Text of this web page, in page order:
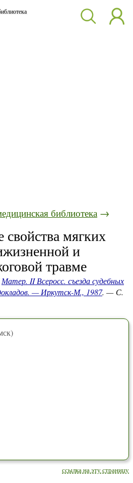
библиотека →
мягких
и
травме
Матер. II Всеросс. съезда судебных
— Иркутск-М., 1987. — С.
ссылка на эту страницу